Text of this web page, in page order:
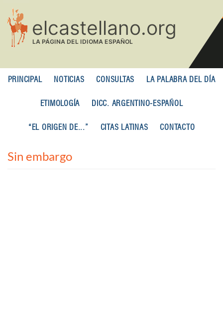
contenido
principal
PRINCIPAL NOTICIAS CONSULTAS LA PALABRA DEL DÍA
ETIMOLOGÍA DICC. ARGENTINO-ESPAÑOL
“EL ORIGEN DE...” CITAS LATINAS CONTACTO
Sin embargo